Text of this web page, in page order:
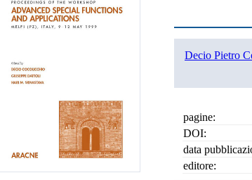
Decio Pietro
pagine:
DOI:
data
editore: